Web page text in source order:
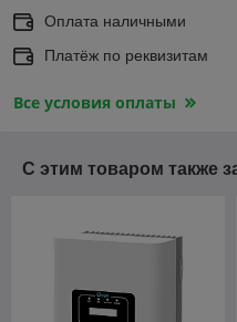
Оплата наличными
Платёж по реквизитам
Все условия оплаты
С этим товаром также